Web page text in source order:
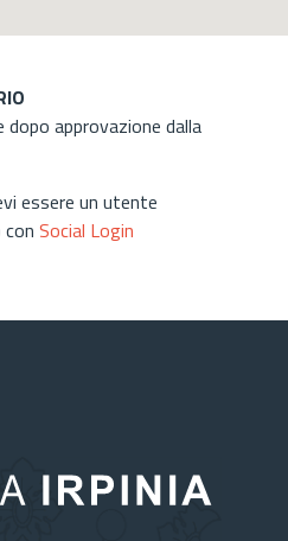
approvazione dalla
essere un utente
Social Login